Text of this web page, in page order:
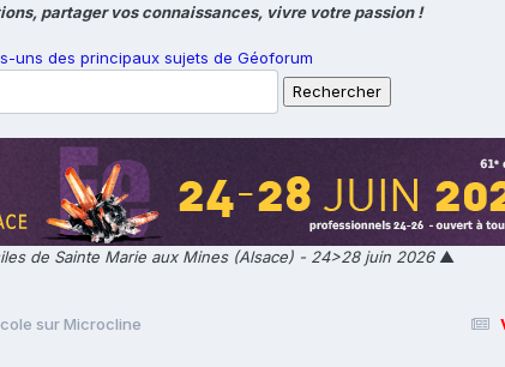
partager vos connaissances, vivre votre passion !
uns des principaux sujets de Géoforum
de Sainte Marie aux Mines (Alsace) - 24>28 juin 2026▲
sur Microcline